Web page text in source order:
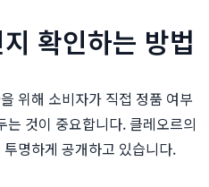
확인하는 방법
위해 소비자가 직접 정품 여부
것이 중요합니다. 클레오르의
명하게 공개하고 있습니다.